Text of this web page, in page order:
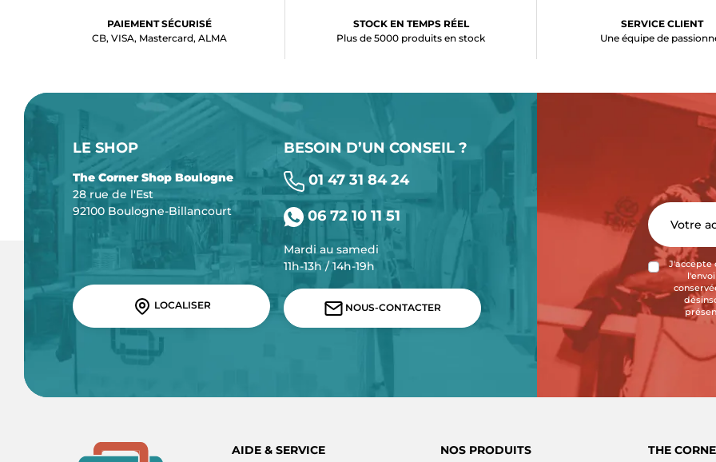
PAIEMENT SÉCURISÉ
CB, VISA, Mastercard, ALMA
STOCK EN TEMPS RÉEL
Plus de 5000 produits en stock
SERVICE CLIENT
Une équipe de
LE SHOP
The Corner Shop Boulogne
28 rue de l'Est
92100 Boulogne-Billancourt
LOCALISER
BESOIN D’UN CONSEIL ?
01 47 31 84 24
06 72 10 11 51
Mardi au samedi
11h-13h / 14h-19h
NOUS-CONTACTER
J'accepte
AIDE & SERVICE NOS PRODUITS THE